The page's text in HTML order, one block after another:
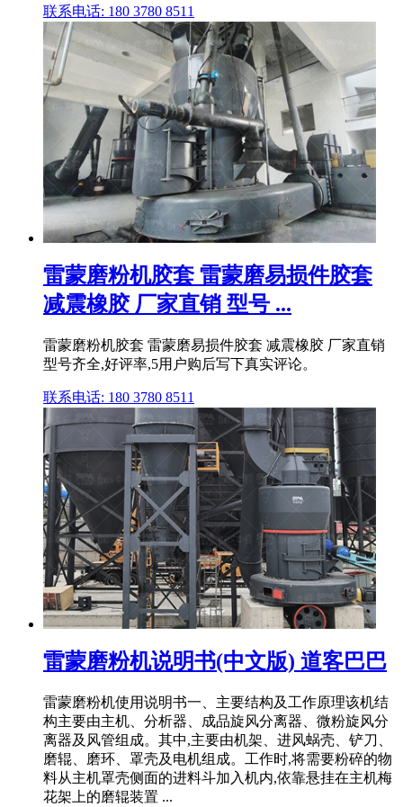
联系电话: 180 3780 8511
雷蒙磨粉机胶套 雷蒙磨易损件胶套
减震橡胶 厂家直销 型号 ...
雷蒙磨粉机胶套 雷蒙磨易损件胶套 减震橡胶 厂家直销
型号齐全,好评率,5用户购后写下真实评论。
联系电话: 180 3780 8511
雷蒙磨粉机说明书(中文版) 道客巴巴
雷蒙磨粉机使用说明书一、主要结构及工作原理该机结
构主要由主机、分析器、成品旋风分离器、微粉旋风分
离器及风管组成。其中,主要由机架、进风蜗壳、铲刀、
磨辊、磨环、罩壳及电机组成。工作时,将需要粉碎的物
料从主机罩壳侧面的进料斗加入机内,依靠悬挂在主机梅
花架上的磨辊装置 ...